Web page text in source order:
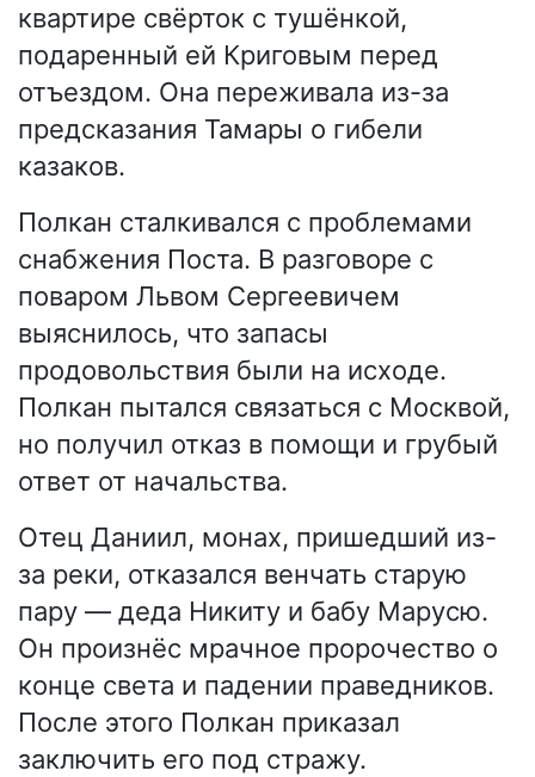
квартире свёрток с тушёнкой,
подаренный ей Криговым перед
отъездом. Она переживала из-за
предсказания Тамары о гибели
казаков.
Полкан сталкивался с проблемами
снабжения Поста. В разговоре с
поваром Львом Сергеевичем
выяснилось, что запасы
продовольствия были на исходе.
Полкан пытался связаться с Москвой,
но получил отказ в помощи и грубый
ответ от начальства.
Отец Даниил, монах, пришедший из-
за реки, отказался венчать старую
пару — деда Никиту и бабу Марусю.
Он произнёс мрачное пророчество о
конце света и падении праведников.
После этого Полкан приказал
заключить его под стражу.